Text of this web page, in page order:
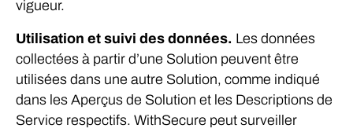
vigueur.
Utilisation et suivi des données. Les données
collectées à partir d’une Solution peuvent être
utilisées dans une autre Solution, comme indiqué
dans les Aperçus de Solution et les Descriptions de
Service respectifs. WithSecure peut surveiller